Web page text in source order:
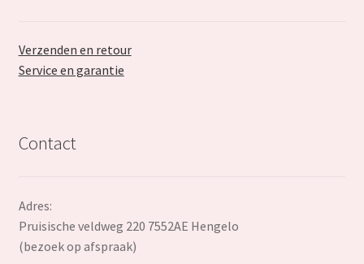
Verzenden en retour
Service en garantie
Contact
Adres:
Pruisische veldweg 220 7552AE Hengelo
(bezoek op afspraak)